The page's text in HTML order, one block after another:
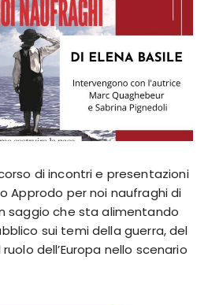
di incontri e presentazioni
Approdo per noi naufraghi di
saggio che sta alimentando
sui temi della guerra, del
dell’Europa nello scenario